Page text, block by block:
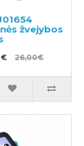
žvejybos
26,00€